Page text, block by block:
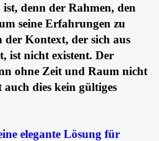
denn der Rahmen, den
seine Erfahrungen zu
der Kontext, der sich aus
ist nicht existent. Der
ohne Zeit und Raum nicht
dies kein gültiges
elegante Lösung für